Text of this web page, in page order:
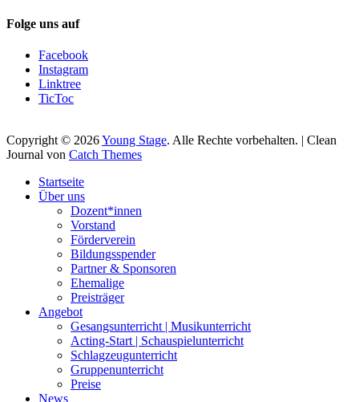
Folge uns auf
Facebook
Instagram
Linktree
TicToc
Copyright © 2026Young Stage. Alle Rechte vorbehalten. | Clean
Journal von Catch Themes
oben
scrollen
Startseite
Über uns
Dozent*innen
Vorstand
Förderverein
Bildungsspender
Partner & Sponsoren
Ehemalige
Preisträger
Angebot
Gesangsunterricht | Musikunterricht
Acting-Start | Schauspielunterricht
Schlagzeugunterricht
Gruppenunterricht
Preise
News